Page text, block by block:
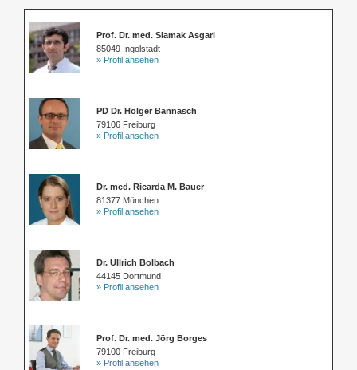
Prof. Dr. med. Siamak Asgari
85049 Ingolstadt
» Profil ansehen
PD Dr. Holger Bannasch
79106 Freiburg
» Profil ansehen
Dr. med. Ricarda M. Bauer
81377 München
» Profil ansehen
Dr. Ullrich Bolbach
44145 Dortmund
» Profil ansehen
Prof. Dr. med. Jörg Borges
79100 Freiburg
» Profil ansehen